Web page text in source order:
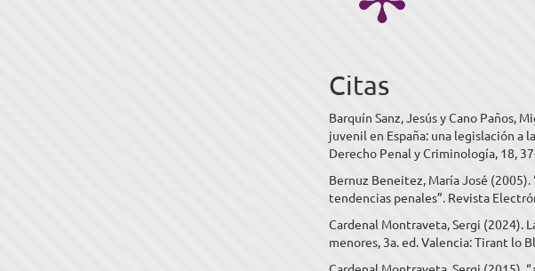
Citas
Barquín Sanz, Jesús y Cano Paños,
juvenil en España: una legislación a
Derecho Penal y Criminología, 18,
Bernuz Beneitez, María José
tendencias penales”. Revista
Cardenal Montraveta, Sergi (2024).
menores, 3a. ed. Valencia: Tirant lo